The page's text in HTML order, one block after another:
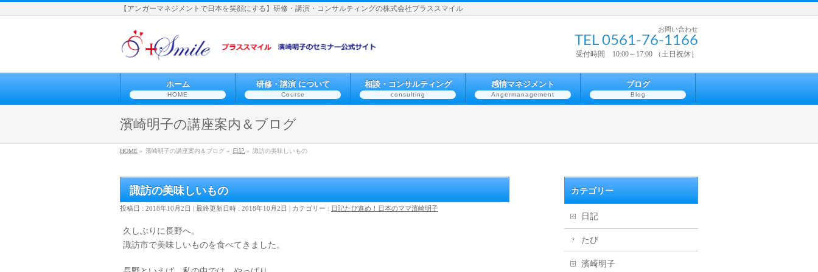
【アンガーマネジメントで日本を笑顔にする】研修・講演・コンサルティングの株式会社プラススマイル
お問い合わせ
TEL 0561-76-1166
受付時間 10:00～17:00 （土日祝休）
ホーム
HOME
研修・講演 について
Course
相談・コンサルティング
consulting
感情マネジメント
Angermanagement
ブログ
Blog
濱崎明子の講座案内＆ブログ
HOME » 濱崎明子の講座案内＆ブログ » 日記 » 諏訪の美味しいもの
諏訪の美味しいもの
投稿日 : 2018年10月2日 最終更新日時 : 2018年10月2日 カテゴリー : 日記たび進め！日本のママ濱崎明子
久しぶりに長野へ。
諏訪市で美味しいものを食べてきました。
カテゴリー
日記
たび
濱崎明子